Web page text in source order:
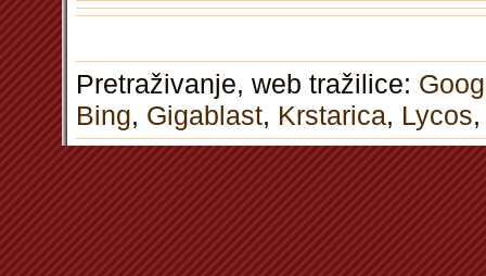
Pretraživanje, web tražilice:
Bing, Gigablast, Krstarica, Lycos